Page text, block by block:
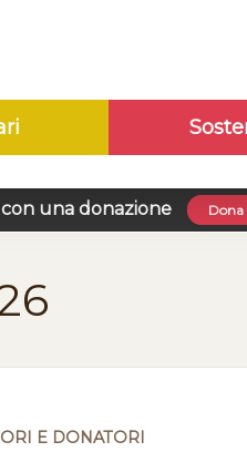
una donazione Dona
E DONATORI